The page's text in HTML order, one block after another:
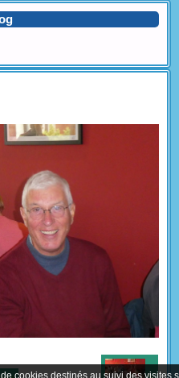
cookies destinés au suivi des visites